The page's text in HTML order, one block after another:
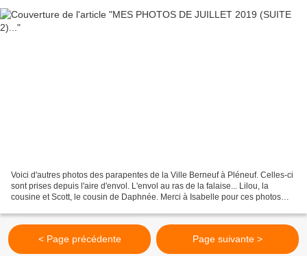
Voici d'autres photos des parapentes de la Ville Berneuf à Pléneuf. Celles-ci
sont prises depuis l'aire d'envol. L'envol au ras de la falaise... Lilou, la
cousine et Scott, le cousin de Daphnée. Merci à Isabelle pour ces photos
< Page précédente Page suivante >